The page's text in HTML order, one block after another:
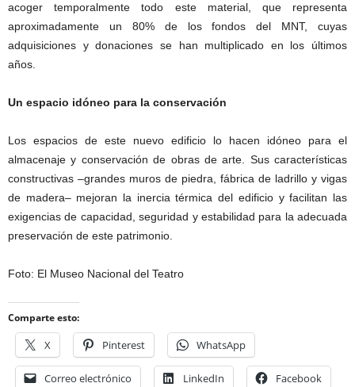
acoger temporalmente todo este material, que representa
aproximadamente un 80% de los fondos del MNT, cuyas
adquisiciones y donaciones se han multiplicado en los últimos
años.
Un espacio idóneo para la conservación
Los espacios de este nuevo edificio lo hacen idóneo para el
almacenaje y conservación de obras de arte. Sus características
constructivas –grandes muros de piedra, fábrica de ladrillo y vigas
de madera– mejoran la inercia térmica del edificio y facilitan las
exigencias de capacidad, seguridad y estabilidad para la adecuada
preservación de este patrimonio.
Foto: El Museo Nacional del Teatro
Comparte esto:
X Pinterest WhatsApp
Correo electrónico LinkedIn Facebook